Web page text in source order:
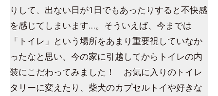
りして、出ない日が1日でもあったりすると不快感
を感じてしまいます…。そういえば、今までは
「トイレ」という場所をあまり重要視していなか
ったなと思い、今の家に引越してからトイレの内
装にこだわってみました！ お気に入りのトイレ
タリーに変えたり、柴犬のカプセルトイや好きな